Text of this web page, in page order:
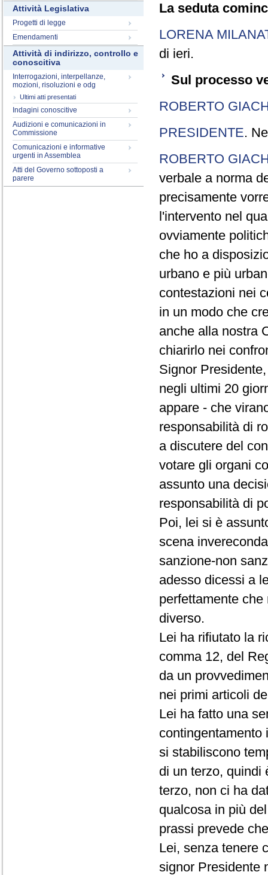
Attività Legislativa
Progetti di legge
Emendamenti
Attività di indirizzo, controllo e
conoscitiva
Interrogazioni, interpellanze,
mozioni, risoluzioni e odg
Ultimi atti presentati
Indagini conoscitive
Audizioni e comunicazioni in
Commissione
Comunicazioni e informative
urgenti in Assemblea
Atti del Governo sottoposti a
parere
La seduta
LORENA
di ieri.
Sul processo
ROBERTO
PRESIDENTE.
ROBERTO
verbale a norma
precisamente
l'intervento nel
ovviamente
che ho a
urbano e più
contestazioni nei
in un modo che
anche alla nostra
chiarirlo nei
Signor
negli ultimi 20
appare - che
responsabilità di
a discutere del
votare gli organi
assunto una
responsabilità di
Poi, lei si è
scena
sanzione-non
adesso dicessi a
perfettamente
diverso.
Lei ha rifiutato la
comma 12, del
da un
nei primi articoli
Lei ha fatto una
contingentamento
si stabiliscono
di un terzo, quindi
terzo, non ci ha
qualcosa in più
prassi prevede
Lei, senza tenere
signor Presidente